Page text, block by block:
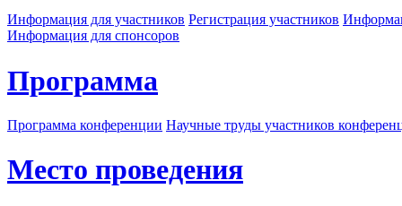
Информация для участников Регистрация участников
Информация для спонсоров
Программа
Программа конференции Научные труды участников
Место проведения